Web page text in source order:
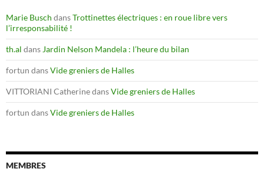
Marie Busch dansTrottinettes électriques : en roue libre vers
l’irresponsabilité !
th.al dans Jardin Nelson Mandela : l’heure du bilan
fortun dansVide greniers de Halles
VITTORIANI CatherinedansVide greniers de Halles
fortun dansVide greniers de Halles
MEMBRES